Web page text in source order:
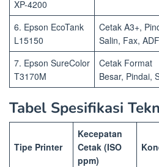
XP-4200
6. Epson EcoTank
L15150
Cetak A3+,
Salin, Fax, ADF
7. Epson SureColor
T3170M
Cetak Format
Besar, Pindai,
Tabel Spesifikasi
Tipe Printer
Kecepatan
Cetak (ISO
ppm)